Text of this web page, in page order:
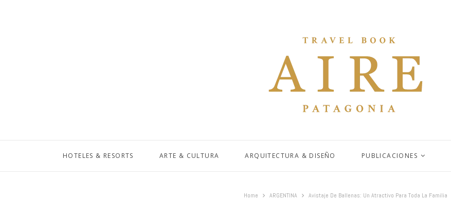
HOTELES & RESORTS ARTE & CULTURA ARQUITECTURA & DISEÑO PUBLICACIONES
Home ARGENTINA Avistaje De Ballenas: Un Atractivo Para Toda La Familia